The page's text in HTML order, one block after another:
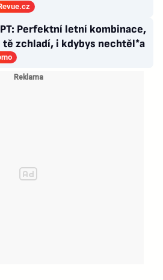
tyhle triky?
Perfektní letní kombinace,
zchladí, i kdybys nechtěl*a